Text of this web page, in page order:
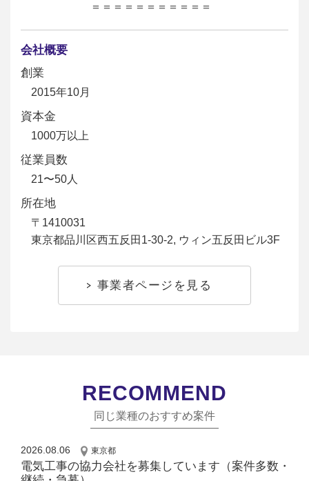
＝＝＝＝＝＝＝＝＝＝＝
会社概要
創業
2015年10月
資本金
1000万以上
従業員数
21〜50人
所在地
〒1410031
東京都品川区西五反田1-30-2, ウィン五反田ビル3F
事業者ページを見る
RECOMMEND
同じ業種のおすすめ案件
2026.08.06 東京都
電気工事の協力会社を募集しています（案件多数・